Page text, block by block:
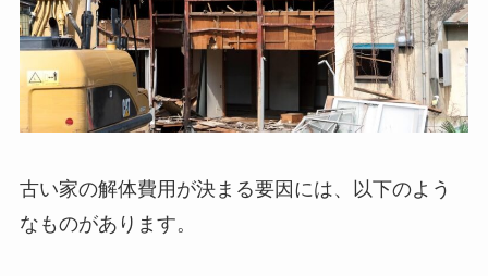
古い家の解体費用が決まる要因には、以下のよう
なものがあります。